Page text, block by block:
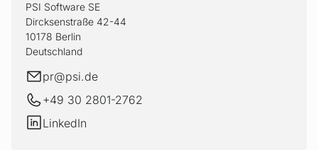
PSI Software SE
Dircksenstraße 42-44
10178 Berlin
Deutschland
E-Mail
pr@psi.de
+49 30 2801-2762
LinkedIn
LinkedIn